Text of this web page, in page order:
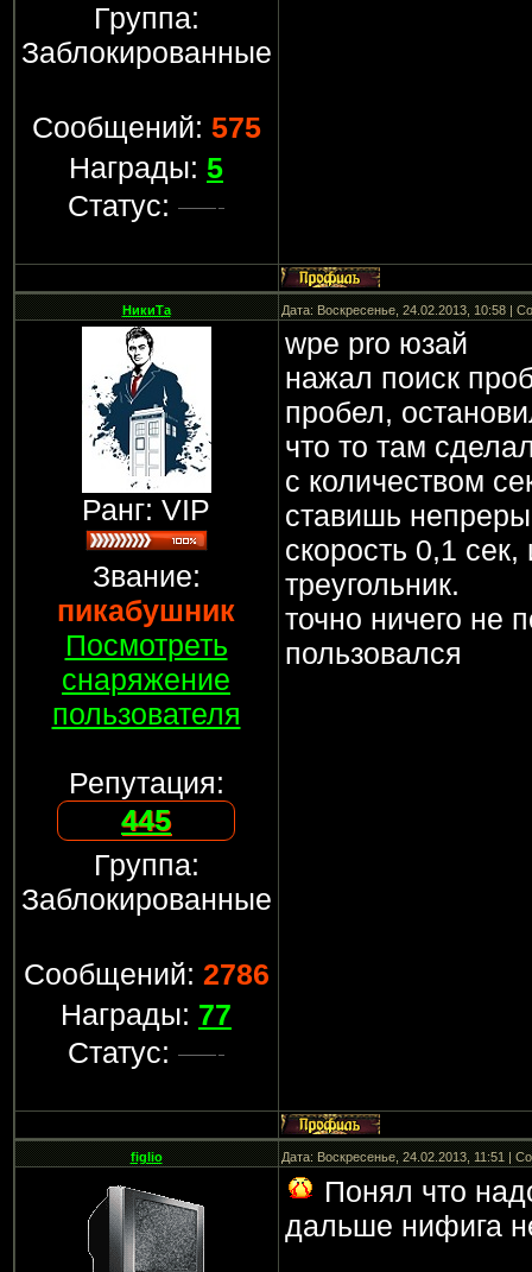
Группа:
Заблокированные
Сообщений: 575
Награды: 5
Статус:
НикиТа Дата: Воскресенье, 24.02.2013, 10:58 |
Ранг: VIP
Звание:
пикабушник
Посмотреть
снаряжение
пользователя
Репутация:
445
Группа:
Заблокированные
Сообщений: 2786
Награды: 77
Статус:
wpe pro юзай
нажал поиск
пробел,
что то там
с количеством
ставишь
скорость 0,1
треугольник.
точно ничего не
пользовался
figlio Дата: Воскресенье, 24.02.2013, 11:51 |
Понял что
дальше нифига